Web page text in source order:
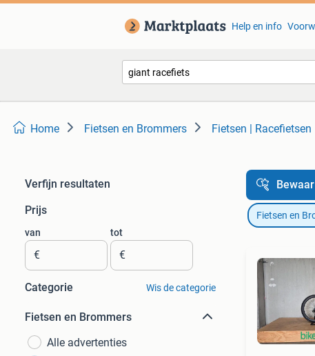
Help en info
Home Fietsen en Brommers Fietsen | Racefietsen
Verfijn resultaten
Prijs
van
€
tot
€
Categorie Wis de categorie
Fietsen en Brommers
Alle advertenties
Fietsen en